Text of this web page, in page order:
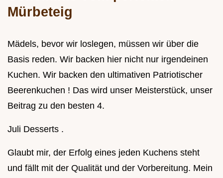
Mürbeteig
Mädels, bevor wir loslegen, müssen wir über die
Basis reden. Wir backen hier nicht nur irgendeinen
Kuchen. Wir backen den ultimativen Patriotischer
Beerenkuchen ! Das wird unser Meisterstück, unser
Beitrag zu den besten 4.
Juli Desserts .
Glaubt mir, der Erfolg eines jeden Kuchens steht
und fällt mit der Qualität und der Vorbereitung. Mein